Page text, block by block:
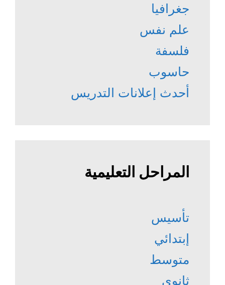
جغرافيا
علم نفس
فلسفة
حاسوب
أحدث إعلانات التدريس
المراحل التعليمية
تأسيس
إبتدائي
متوسط
ثانوي